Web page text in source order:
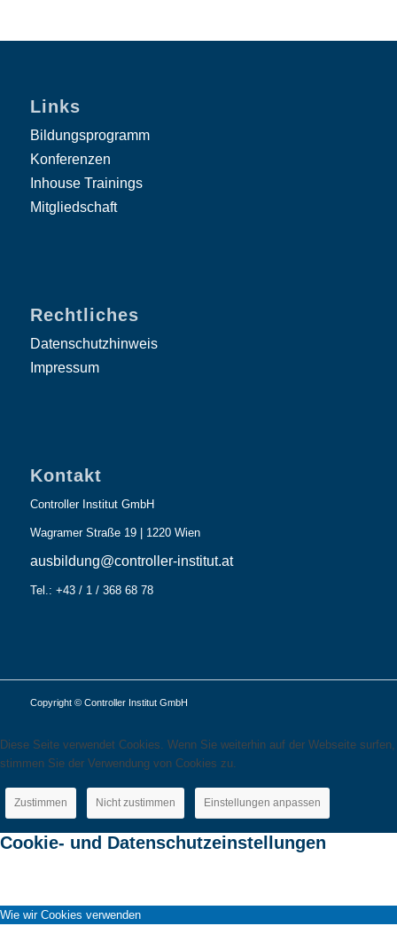
Links
Bildungsprogramm
Konferenzen
Inhouse Trainings
Mitgliedschaft
Rechtliches
Datenschutzhinweis
Impressum
Kontakt
Controller Institut GmbH
Wagramer Straße 19 | 1220 Wien
ausbildung@controller-institut.at
Tel.: +43 / 1 / 368 68 78
Copyright © Controller Institut GmbH
Diese Seite verwendet Cookies. Wenn Sie weiterhin auf der Webseite surfen,
stimmen Sie der Verwendung von Cookies zu.
Zustimmen Nicht zustimmen Einstellungen anpassen
Cookie- und Datenschutzeinstellungen
Wie wir Cookies verwenden